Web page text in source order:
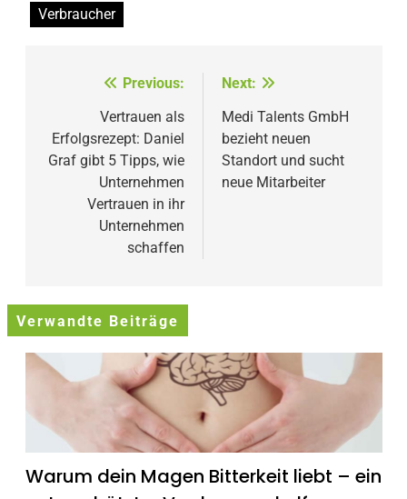
Verbraucher
Beitragsnavigation
Previous:
Vertrauen als
Erfolgsrezept: Daniel
Graf gibt 5 Tipps, wie
Unternehmen
Vertrauen in ihr
Unternehmen
schaffen
Next:
Medi Talents GmbH
bezieht neuen
Standort und sucht
neue Mitarbeiter
Verwandte Beiträge
Warum dein Magen Bitterkeit liebt – ein